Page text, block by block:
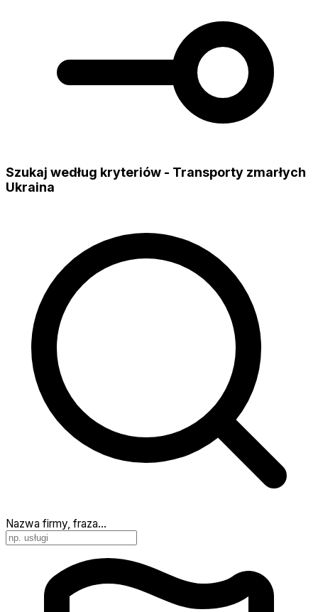
Szukaj według kryteriów - Transporty zmarłych
Ukraina
Nazwa firmy, fraza…